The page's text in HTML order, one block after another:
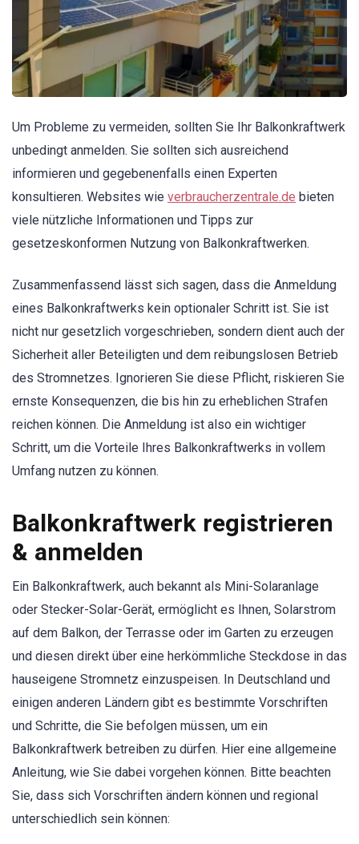
Um Probleme zu vermeiden, sollten Sie Ihr Balkonkraftwerk
unbedingt anmelden. Sie sollten sich ausreichend
informieren und gegebenenfalls einen Experten
konsultieren. Websites wie verbraucherzentrale.de bieten
viele nützliche Informationen und Tipps zur
gesetzeskonformen Nutzung von Balkonkraftwerken.
Zusammenfassend lässt sich sagen, dass die Anmeldung
eines Balkonkraftwerks kein optionaler Schritt ist. Sie ist
nicht nur gesetzlich vorgeschrieben, sondern dient auch der
Sicherheit aller Beteiligten und dem reibungslosen Betrieb
des Stromnetzes. Ignorieren Sie diese Pflicht, riskieren Sie
ernste Konsequenzen, die bis hin zu erheblichen Strafen
reichen können. Die Anmeldung ist also ein wichtiger
Schritt, um die Vorteile Ihres Balkonkraftwerks in vollem
Umfang nutzen zu können.
Balkonkraftwerk registrieren
& anmelden
Ein Balkonkraftwerk, auch bekannt als Mini-Solaranlage
oder Stecker-Solar-Gerät, ermöglicht es Ihnen, Solarstrom
auf dem Balkon, der Terrasse oder im Garten zu erzeugen
und diesen direkt über eine herkömmliche Steckdose in das
hauseigene Stromnetz einzuspeisen. In Deutschland und
einigen anderen Ländern gibt es bestimmte Vorschriften
und Schritte, die Sie befolgen müssen, um ein
Balkonkraftwerk betreiben zu dürfen. Hier eine allgemeine
Anleitung, wie Sie dabei vorgehen können. Bitte beachten
Sie, dass sich Vorschriften ändern können und regional
unterschiedlich sein können: